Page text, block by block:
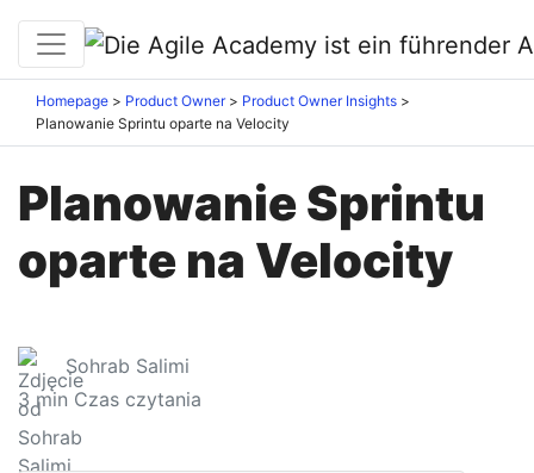
Homepage Product Owner
Product Owner Insights
Planowanie Sprintu oparte na Velocity
Planowanie Sprintu
oparte na Velocity
Sohrab Salimi
3min Czas czytania